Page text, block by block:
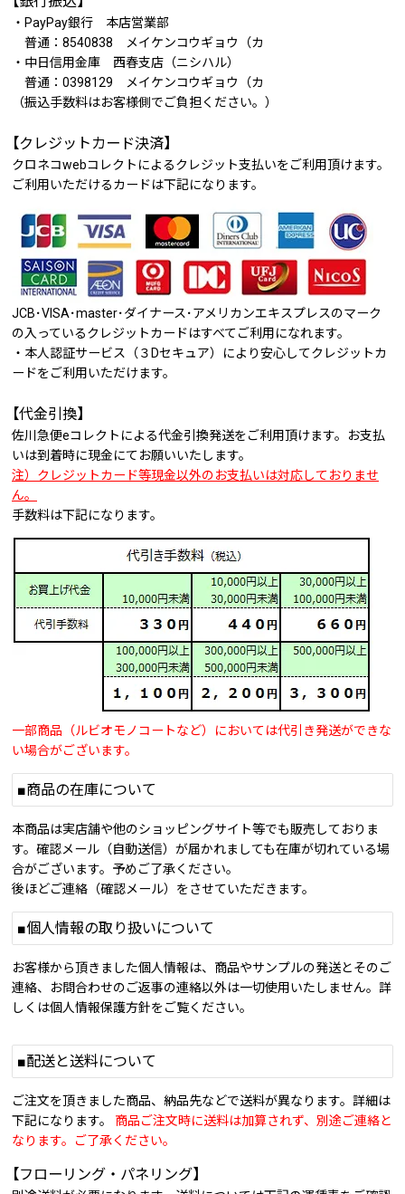
・PayPay銀行 本店営業部
普通：8540838 メイケンコウギョウ（カ
・中日信用金庫 西春支店（ニシハル）
普通：0398129 メイケンコウギョウ（カ
（振込手数料はお客様側でご負担ください。）
【クレジットカード決済】
クロネコwebコレクトによるクレジット支払いをご利用頂けます。
ご利用いただけるカードは下記になります。
JCB･VISA･master･ダイナース･アメリカンエキスプレスのマーク
の入っているクレジットカードはすべてご利用になれます。
・本人認証サービス（３Dセキュア）により安心してクレジットカ
ードをご利用いただけます。
【代金引換】
佐川急便eコレクトによる代金引換発送をご利用頂けます。お支払
いは到着時に現金にてお願いいたします。
注）クレジットカード等現金以外のお支払いは対応しておりませ
ん。
手数料は下記になります。
一部商品（ルビオモノコートなど）においては代引き発送ができな
い場合がございます。
■商品の在庫について
本商品は実店舗や他のショッピングサイト等でも販売しておりま
す。確認メール（自動送信）が届かれましても在庫が切れている場
合がございます。予めご了承ください。
後ほどご連絡（確認メール）をさせていただきます。
■個人情報の取り扱いについて
お客様から頂きました個人情報は、商品やサンプルの発送とそのご
連絡、お問合わせのご返事の連絡以外は一切使用いたしません。詳
しくは個人情報保護方針をご覧ください。
■配送と送料について
ご注文を頂きました商品、納品先などで送料が異なります。詳細は
下記になります。 商品ご注文時に送料は加算されず、別途ご連絡と
なります。ご了承ください。
【フローリング・パネリング】